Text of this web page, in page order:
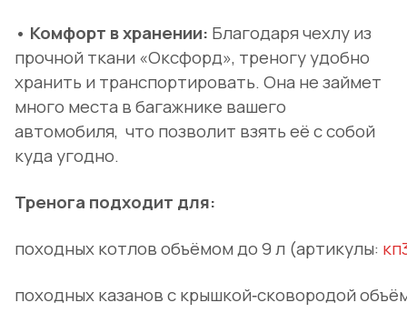
• Комфорт в хранении: Благодаря чехлу из
прочной ткани «Оксфорд», треногу удобно
хранить и транспортировать. Она не займет
много места в багажнике вашего
автомобиля, что позволит взять её с собой
куда угодно.
Тренога подходит для:
походных котлов объёмом до 9 л (артикулы:
походных казанов с крышкой‑сковородой